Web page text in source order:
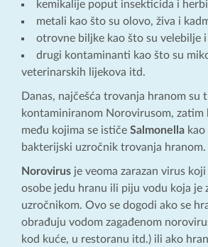
kemikalije poput insekticida i
metali kao što su olovo, živa i
otrovne biljke kao što su velebilje
drugi kontaminanti kao što su
veterinarskih lijekova itd.
Danas, najčešća trovanja hranom su
kontaminiranom Norovirusom, zatim
među kojima se ističe Salmonella kao
bakterijski uzročnik trovanja hranom.
Norovirus je veoma zarazan virus
osobe jedu hranu ili piju vodu koja je
uzročnikom. Ovo se dogodi ako se
obrađuju vodom zagađenom
kod kuće, u restoranu itd.) ili ako